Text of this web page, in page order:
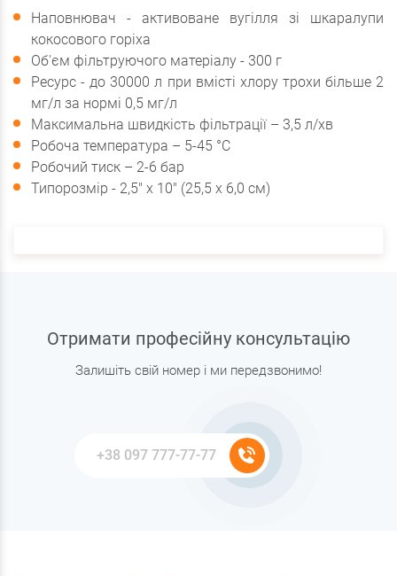
Наповнювач - активоване вугілля зі шкаралупи
кокосового горіха
Об'єм фільтруючого матеріалу - 300 г
Ресурс - до 30000 л при вмісті хлору трохи більше 2
мг/л за нормі 0,5 мг/л
Максимальна швидкість фільтрації – 3,5 л/хв
Робоча температура – 5-45 °С
Робочий тиск – 2-6 бар
Типорозмір - 2,5" x 10" (25,5 х 6,0 см)
Отримати професійну консультацію
Залишіть свій номер і ми передзвонимо!